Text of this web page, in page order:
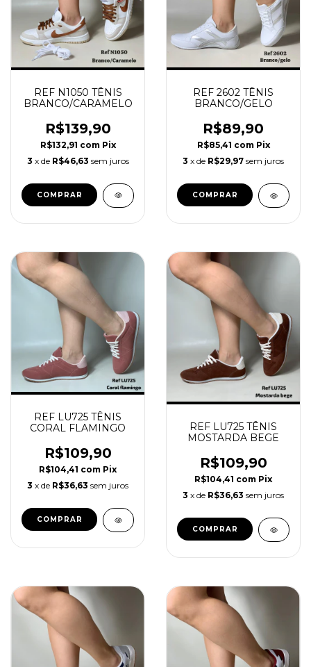
REF N1050 TÊNIS
BRANCO/CARAMELO
R$139,90
R$132,91 com Pix
3 x de R$46,63 sem juros
COMPRAR
REF 2602 TÊNIS
BRANCO/GELO
R$89,90
R$85,41 com Pix
3 x de R$29,97 sem juros
COMPRAR
REF LU725 TÊNIS
CORAL FLAMINGO
R$109,90
R$104,41 com Pix
3 x de R$36,63 sem juros
COMPRAR
REF LU725 TÊNIS
MOSTARDA BEGE
R$109,90
R$104,41 com Pix
3 x de R$36,63 sem juros
COMPRAR